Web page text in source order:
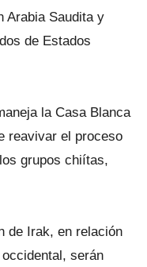
Arabia Saudita y
de Estados
la Casa Blanca
reavivar el proceso
grupos chiítas,
de Irak, en relación
serán